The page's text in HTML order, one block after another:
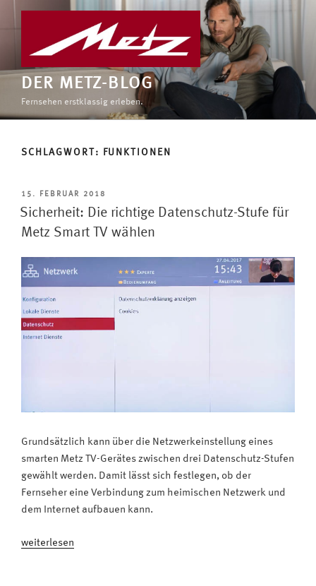
DER METZ-BLOG
Fernsehen erstklassig erleben.
SCHLAGWORT: FUNKTIONEN
VERÖFFENTLICHT
AM
15. FEBRUAR 2018
Sicherheit: Die richtige Datenschutz-Stufe für
Metz Smart TV wählen
Grundsätzlich kann über die Netzwerkeinstellung eines
smarten Metz TV-Gerätes zwischen drei Datenschutz-Stufen
gewählt werden. Damit lässt sich festlegen, ob der
Fernseher eine Verbindung zum heimischen Netzwerk und
dem Internet aufbauen kann.
„Sicherheit:
weiterlesen